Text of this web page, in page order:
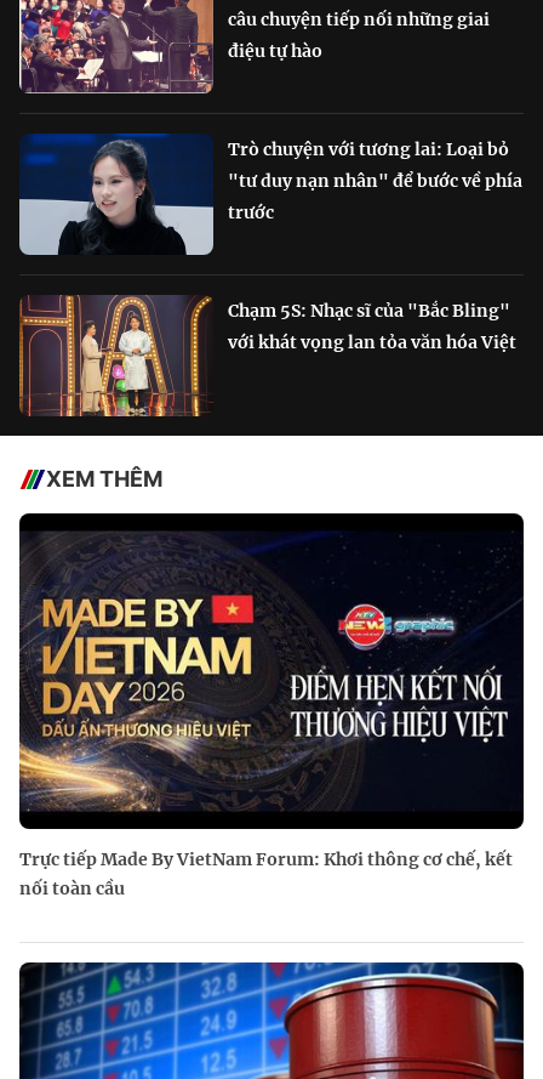
câu chuyện tiếp nối những giai
điệu tự hào
Trò chuyện với tương lai: Loại bỏ
"tư duy nạn nhân" để bước về phía
trước
Chạm 5S: Nhạc sĩ của "Bắc Bling"
với khát vọng lan tỏa văn hóa Việt
XEM THÊM
Trực tiếp Made By VietNam Forum: Khơi thông cơ chế, kết
nối toàn cầu